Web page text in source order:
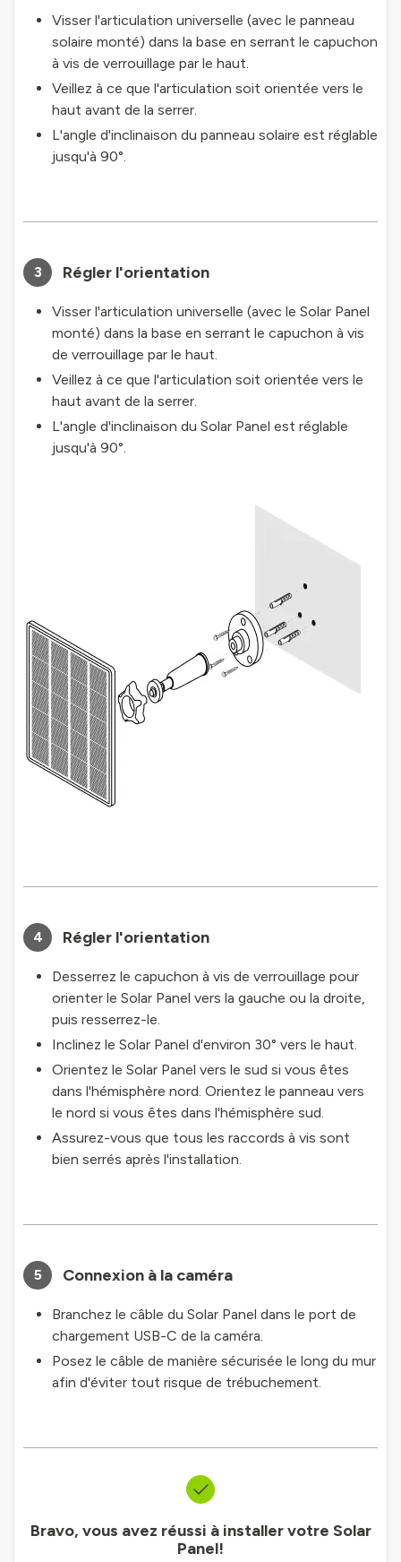
Visser l'articulation universelle (avec le panneau
solaire monté) dans la base en serrant le capuchon
à vis de verrouillage par le haut.
Veillez à ce que l'articulation soit orientée vers le
haut avant de la serrer.
L'angle d'inclinaison du panneau solaire est réglable
jusqu'à 90°.
3 Régler l'orientation
Visser l'articulation universelle (avec le Solar Panel
monté) dans la base en serrant le capuchon à vis
de verrouillage par le haut.
Veillez à ce que l'articulation soit orientée vers le
haut avant de la serrer.
L'angle d'inclinaison du Solar Panel est réglable
jusqu'à 90°.
4 Régler l'orientation
Desserrez le capuchon à vis de verrouillage pour
orienter le Solar Panel vers la gauche ou la droite,
puis resserrez-le.
Inclinez le Solar Panel d'environ 30° vers le haut.
Orientez le Solar Panel vers le sud si vous êtes
dans l'hémisphère nord. Orientez le panneau vers
le nord si vous êtes dans l'hémisphère sud.
Assurez-vous que tous les raccords à vis sont
bien serrés après l'installation.
5 Connexion à la caméra
Branchez le câble du Solar Panel dans le port de
chargement USB-C de la caméra.
Posez le câble de manière sécurisée le long du mur
afin d'éviter tout risque de trébuchement.
Bravo, vous avez réussi à installer votre Solar
Panel!